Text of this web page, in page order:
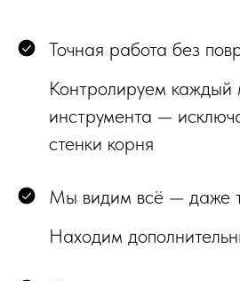
Точная работа без
Контролируем каждый
инструмента —
стенки корня
Мы видим всё — даже
Находим